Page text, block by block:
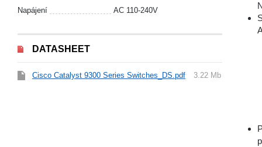
Napájení AC 110-240V
DATASHEET
Cisco Catalyst 9300 Series Switches_DS.pdf 3.22 Mb